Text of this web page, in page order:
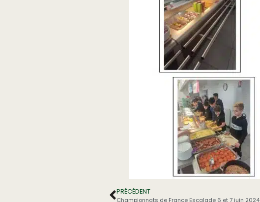
PRÉCÉDENT
Championnats de France Escalade 6 et 7 juin 2024